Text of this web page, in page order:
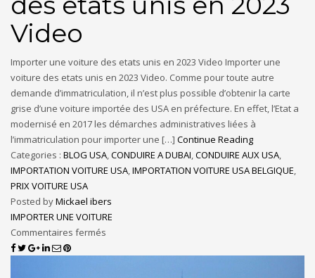
Video
Importer une voiture des etats unis en 2023 Video Importer une
voiture des etats unis en 2023 Video. Comme pour toute autre
demande d’immatriculation, il n’est plus possible d’obtenir la carte
grise d’une voiture importée des USA en préfecture. En effet, l’Etat a
modernisé en 2017 les démarches administratives liées à
l’immatriculation pour importer une […] Continue Reading
Categories : BLOG USA,CONDUIRE A DUBAI,CONDUIRE AUX USA,
IMPORTATION VOITURE USA,IMPORTATION VOITURE USA BELGIQUE,
PRIX VOITURE USA
Posted byMickael ibers
IMPORTER UNE VOITURE
Commentaires fermés